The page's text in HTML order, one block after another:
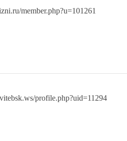
member.php?u=101261
profile.php?uid=11294